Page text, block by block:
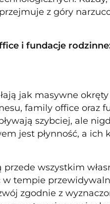
z góry
i fundacje
jak masywne
family office
szybciej, ale
jest płynność, a
przede wszystkim
tempie
zgodnie z